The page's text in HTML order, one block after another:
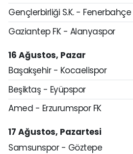
Gençlerbirliği S.K. - Fenerbahçe
Gaziantep FK - Alanyaspor
16 Ağustos, Pazar
Başakşehir - Kocaelispor
Beşiktaş - Eyüpspor
Amed - Erzurumspor FK
17 Ağustos, Pazartesi
Samsunspor - Göztepe